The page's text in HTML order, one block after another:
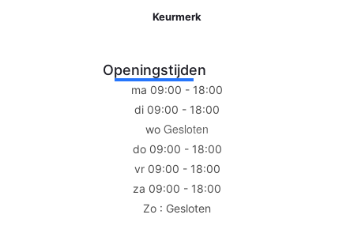
Keurmerk
Openingstijden
ma 09:00 - 18:00
di 09:00 - 18:00
wo Gesloten
do 09:00 - 18:00
vr 09:00 - 18:00
za 09:00 - 18:00
Zo : Gesloten